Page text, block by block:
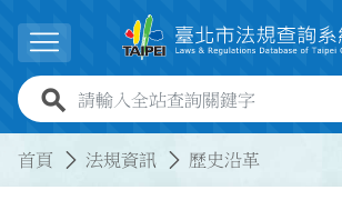
展開選單
全站查詢關鍵字欄位
首頁 法規資訊 歷史沿革